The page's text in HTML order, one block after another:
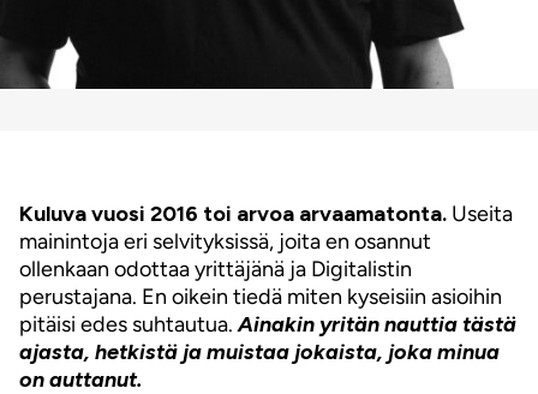
Kuluva vuosi 2016 toi arvoa arvaamatonta. Useita
mainintoja eri selvityksissä, joita en osannut
ollenkaan odottaa yrittäjänä ja Digitalistin
perustajana. En oikein tiedä miten kyseisiin asioihin
pitäisi edes suhtautua.Ainakin yritän nauttia tästä
ajasta, hetkistä ja muistaa jokaista, joka minua
on auttanut.